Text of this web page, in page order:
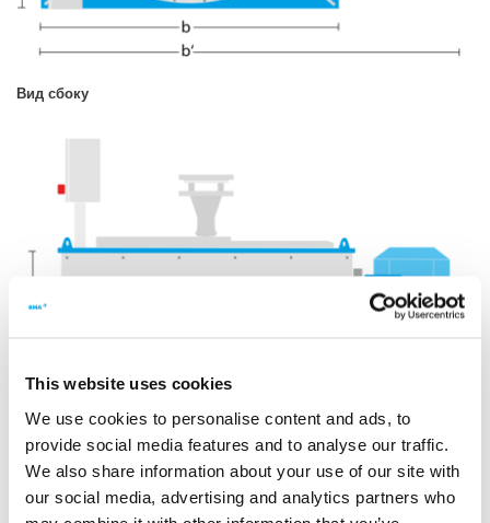
This website uses cookies
We use cookies to personalise content and ads, to
provide social media features and to analyse our traffic.
We also share information about your use of our site with
our social media, advertising and analytics partners who
Вид сбоку
Масса и размеры